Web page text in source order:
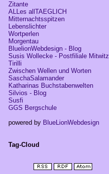
Zitante
ALLes allTAEGLICH
Mitternachtsspitzen
Lebenslichter
Wortperlen
Morgentau
BluelionWebdesign - Blog
Susis Wollecke - Postfiliale Mitwitz
Tirilli
Zwischen Wellen und Worten
SaschaSalamander
Katharinas Buchstabenwelten
Silvios - Blog
Susfi
GGS Bergschule
powered by BlueLionWebdesign
Tag-Cloud